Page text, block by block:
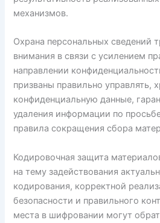
механизмов.
Охрана персональных сведений
внимания в связи с усилением
направлении
призваны правильно управлять,
конфиденциальную данные,
удаления информации по
правила сокращения сбора
Кодировочная защита
на тему задействования
кодирования, корректной
безопасности и правильного
места в шифровании могут